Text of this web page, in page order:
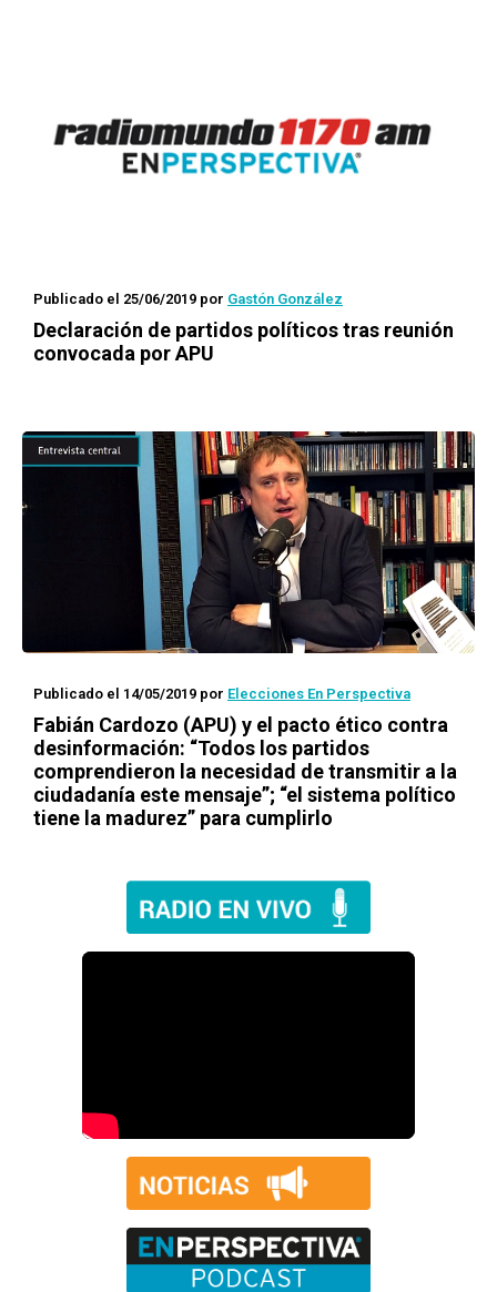
Publicado el 25/06/2019 por Gastón González
Declaración de partidos políticos tras reunión
convocada por APU
Publicado el 14/05/2019 por Elecciones En Perspectiva
Fabián Cardozo (APU) y el pacto ético contra
desinformación: “Todos los partidos
comprendieron la necesidad de transmitir a la
ciudadanía este mensaje”; “el sistema político
tiene la madurez” para cumplirlo